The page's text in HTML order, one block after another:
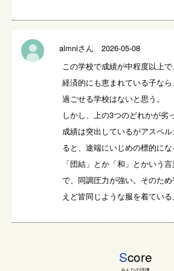
almniさん 2026-05-08
この学校で成績が中程度以上
経済的にも恵まれている子なら
過ごせる学校はないと思う。
しかし、上の3つのどれかが劣
成績は突出しているがアスペ
ると、途端にいじめの標的にな
「団結」とか「和」とかいう
で、同調圧力が強い。そのた
えど皆同じような服を着ている
Score
みんなの評価